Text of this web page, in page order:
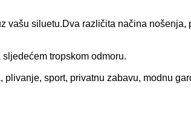
vašu siluetu.Dva različita načina nošenja,
tropskom odmoru.
sport, privatnu zabavu, modnu